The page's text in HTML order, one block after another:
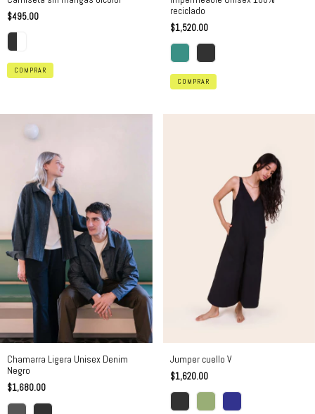
$495.00
COMPRAR
reciclado
$1,520.00
COMPRAR
Chamarra Ligera Unisex Denim
Negro
$1,680.00
Jumper cuello V
$1,620.00